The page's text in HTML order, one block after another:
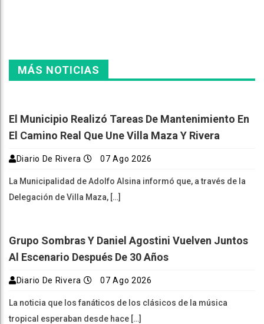
MÁS NOTICIAS
El Municipio Realizó Tareas De Mantenimiento En
El Camino Real Que Une Villa Maza Y Rivera
Diario De Rivera 07 Ago 2026
La Municipalidad de Adolfo Alsina informó que, a través de la
Delegación de Villa Maza, […]
Grupo Sombras Y Daniel Agostini Vuelven Juntos
Al Escenario Después De 30 Años
Diario De Rivera 07 Ago 2026
La noticia que los fanáticos de los clásicos de la música
tropical esperaban desde hace […]